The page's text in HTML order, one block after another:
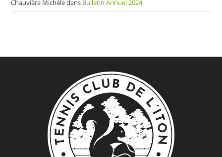
Chauvière Michèledans Bulletin Annuel 2024